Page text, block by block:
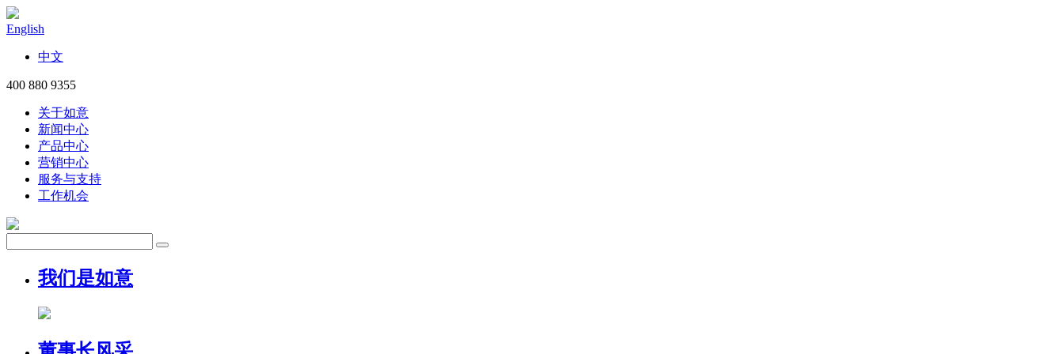
English
中文
400 880 9355
关于如意
新闻中心
产品中心
营销中心
服务与支持
工作机会
我们是如意